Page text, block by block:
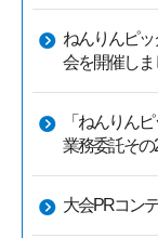
ねんりんピ
会を開催しま
「ねんりん
業務委託そ
大会PRコン